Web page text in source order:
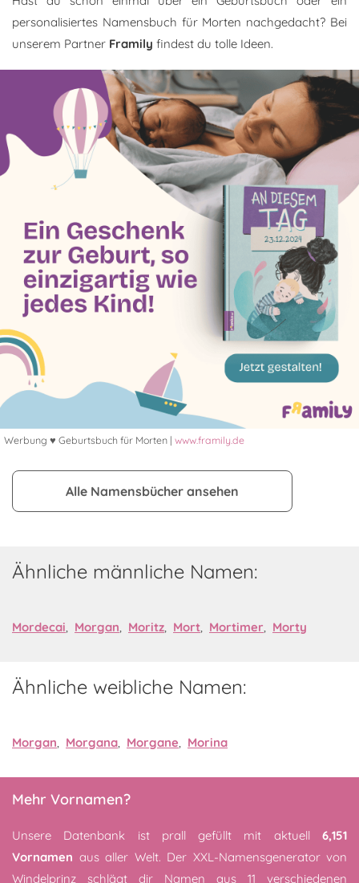
personalisiertes Namensbuch für Morten nachgedacht? Bei
unserem Partner Framily findest du tolle Ideen.
Werbung ♥ Geburtsbuch für Morten | www.framily.de
Alle Namensbücher ansehen
Ähnliche männliche Namen:
Mordecai, Morgan, Moritz, Mort, Mortimer, Morty
Ähnliche weibliche Namen:
Morgan, Morgana, Morgane, Morina
Mehr Vornamen?
Unsere Datenbank ist prall gefüllt mit aktuell 6,151
Vornamen aus aller Welt. Der XXL-Namensgenerator von
Windelprinz schlägt dir Namen aus 11 verschiedenen